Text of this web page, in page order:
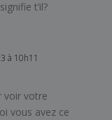
t’il?
à 10h11
voir votre
vous avez ce